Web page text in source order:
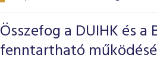
Összefog a DUIHK és
fenntartható